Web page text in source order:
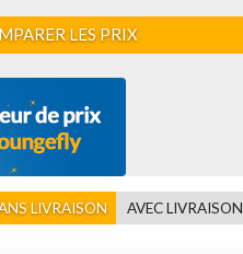
LES PRIX
LIVRAISON AVEC LIVRAISON